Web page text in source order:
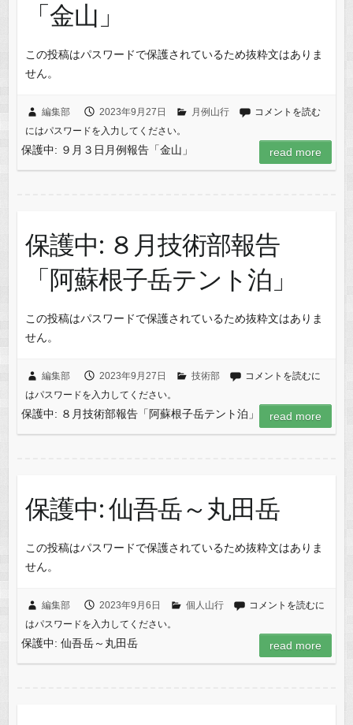
「金山」
この投稿はパスワードで保護されているため抜粋文はありま
せん。
編集部 2023年9月27日 月例山行
コメントを読む
にはパスワードを入力してください。
保護中: ９月３日月例報告「金山」 read more
保護中: ８月技術部報告
「阿蘇根子岳テント泊」
この投稿はパスワードで保護されているため抜粋文はありま
せん。
編集部 2023年9月27日 技術部
コメントを読むに
はパスワードを入力してください。
保護中: ８月技術部報告「阿蘇根子岳テント泊」 read more
保護中: 仙吾岳～丸田岳
この投稿はパスワードで保護されているため抜粋文はありま
せん。
編集部 2023年9月6日 個人山行
コメントを読むに
はパスワードを入力してください。
保護中: 仙吾岳～丸田岳 read more